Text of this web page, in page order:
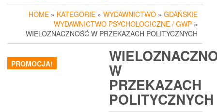
HOME » KATEGORIE » WYDAWNICTWO » GDAŃSKIE
WYDAWNICTWO PSYCHOLOGICZNE / GWP »
WIELOZNACZNOŚĆ W PRZEKAZACH POLITYCZNYCH
PROMOCJA! W
PRZEKAZACH
POLITYCZNYCH